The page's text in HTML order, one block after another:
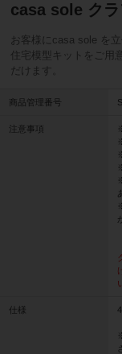
casa sole クラ
お客様にcasa sole を
住宅模型キットをご用
だけます。
商品管理番号
注意事項
仕様